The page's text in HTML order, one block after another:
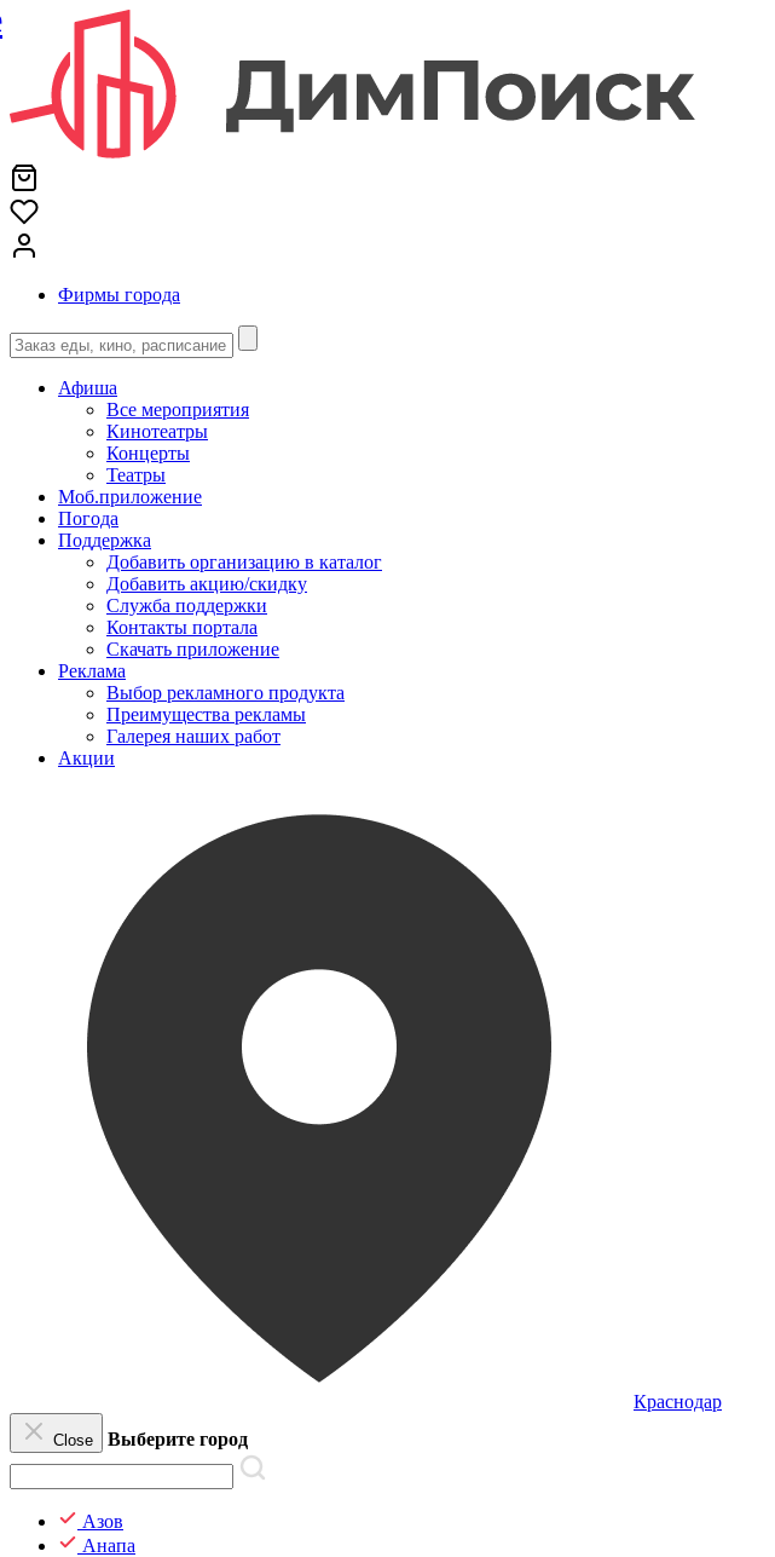
Фирмы города
Афиша
Все мероприятия
Кинотеатры
Концерты
Театры
Моб.приложение
Погода
Поддержка
Добавить организацию в каталог
Добавить акцию/скидку
Служба поддержки
Контакты портала
Скачать приложение
Реклама
Выбор рекламного продукта
Преимущества рекламы
Галерея наших работ
Акции
Краснодар
Close Выберите город
Азов
Анапа